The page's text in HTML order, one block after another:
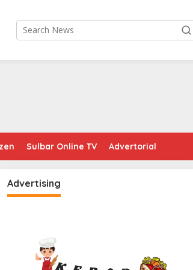
Sulbar Online TV Advertorial
Advertising